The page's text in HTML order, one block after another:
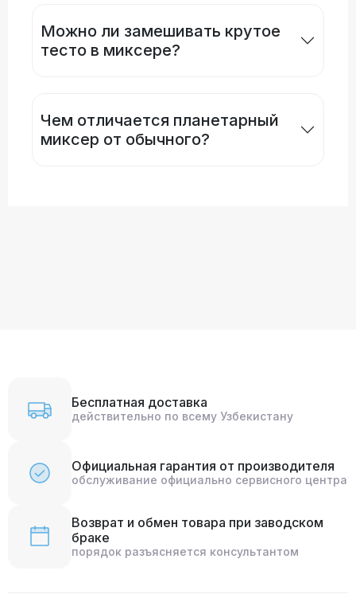
Можно ли замешивать крутое
тесто в миксере?
Чем отличается планетарный
миксер от обычного?
Бесплатная доставка
действительно по всему Узбекистану
Официальная гарантия от производителя
обслуживание официально сервисного центра
Возврат и обмен товара при заводском
браке
порядок разъясняется консультантом